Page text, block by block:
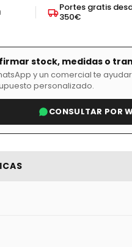
Portes gratis
350€
stock, medidas o
y un comercial te
personalizado.
CONSULTAR POR